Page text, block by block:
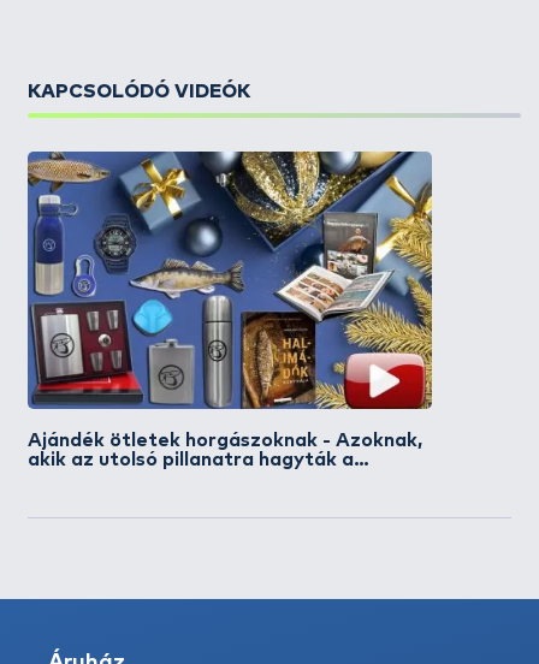
KAPCSOLÓDÓ VIDEÓK
Ajándék ötletek horgászoknak - Azoknak,
akik az utolsó pillanatra hagyták a